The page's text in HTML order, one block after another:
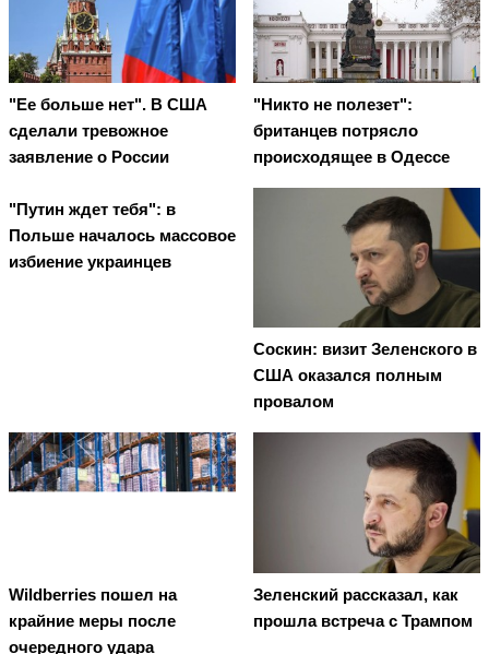
"Ее больше нет". В США
сделали тревожное
заявление о России
"Никто не полезет":
британцев потрясло
происходящее в Одессе
"Путин ждет тебя": в
Польше началось массовое
избиение украинцев
Соскин: визит Зеленского в
США оказался полным
провалом
Wildberries пошел на
крайние меры после
очередного удара
Зеленский рассказал, как
прошла встреча с Трампом